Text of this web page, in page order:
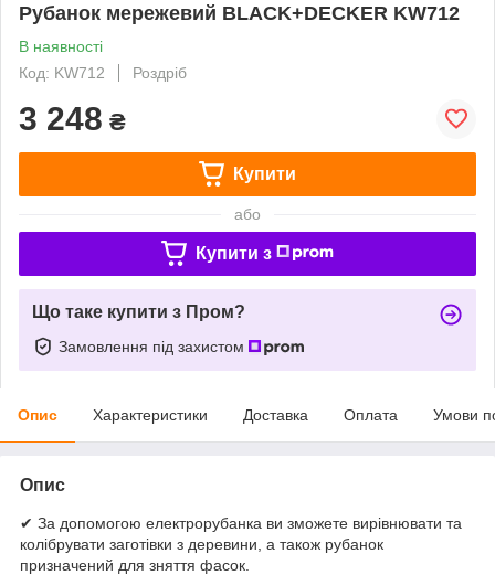
Рубанок мережевий BLACK+DECKER KW712
В наявності
Код: KW712
Роздріб
3 248 ₴
Купити
або
Купити з
Що таке купити з Пром?
Замовлення під захистом
Опис Характеристики Доставка Оплата Умови
Опис
✔ За допомогою електрорубанка ви зможете вирівнювати та
колібрувати заготівки з деревини, а також рубанок
призначений для зняття фасок.